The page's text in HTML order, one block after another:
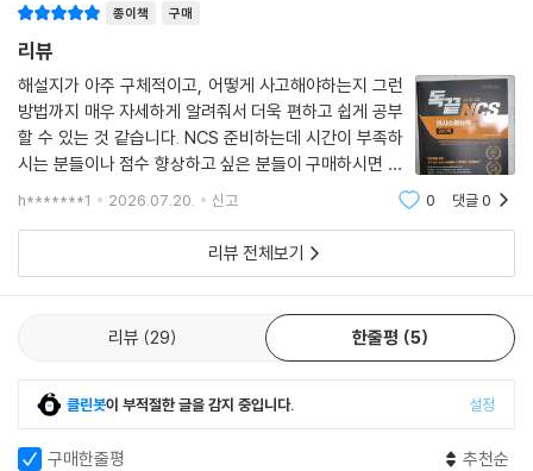
종이책 구매
리뷰
해설지가 아주 구체적이고, 어떻게 사고해야하는지 그런
방법까지 매우 자세하게 알려줘서 더욱 편하고 쉽게 공부
할 수 있는 것 같습니다. NCS 준비하는데 시간이 부족하
시는 분들이나 점수 향상하고 싶은 분들이 구매하시면 좋
h*******1 2026.07.20. 신고 0 댓글0
리뷰 전체보기
리뷰 29 한줄평 5
클린봇이 부적절한 글을 감지 중입니다. 설정
구매한줄평 추천순